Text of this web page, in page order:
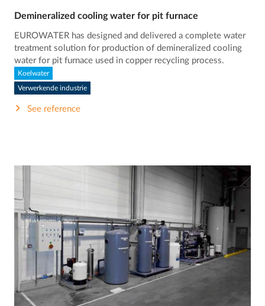
Demineralized cooling water for pit furnace
EUROWATER has designed and delivered a complete water
treatment solution for production of demineralized cooling
water for pit furnace used in copper recycling process.
Koelwater
Verwerkende industrie
See reference